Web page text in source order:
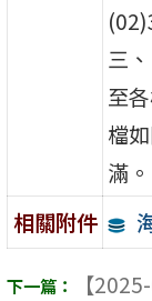
三
至
檔
滿。
相關附件
【